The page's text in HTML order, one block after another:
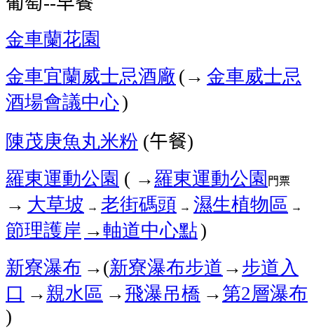
金車蘭花園
金車宜蘭威士忌酒廠 (→ 金車威士忌
酒場會議中心)
陳茂庚魚丸米粉 (午餐)
羅東運動公園 ( →羅東運動公園門票
→ 大草坡 → 老街碼頭 → 濕生植物區 →
節理護岸 →軸道中心點)
新寮瀑布 → (新寮瀑布步道→步道入
口 →親水區 →飛瀑吊橋 →第2層瀑布
)